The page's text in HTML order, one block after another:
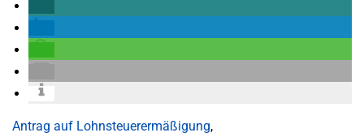
Antrag auf Lohnsteuerermäßigung,